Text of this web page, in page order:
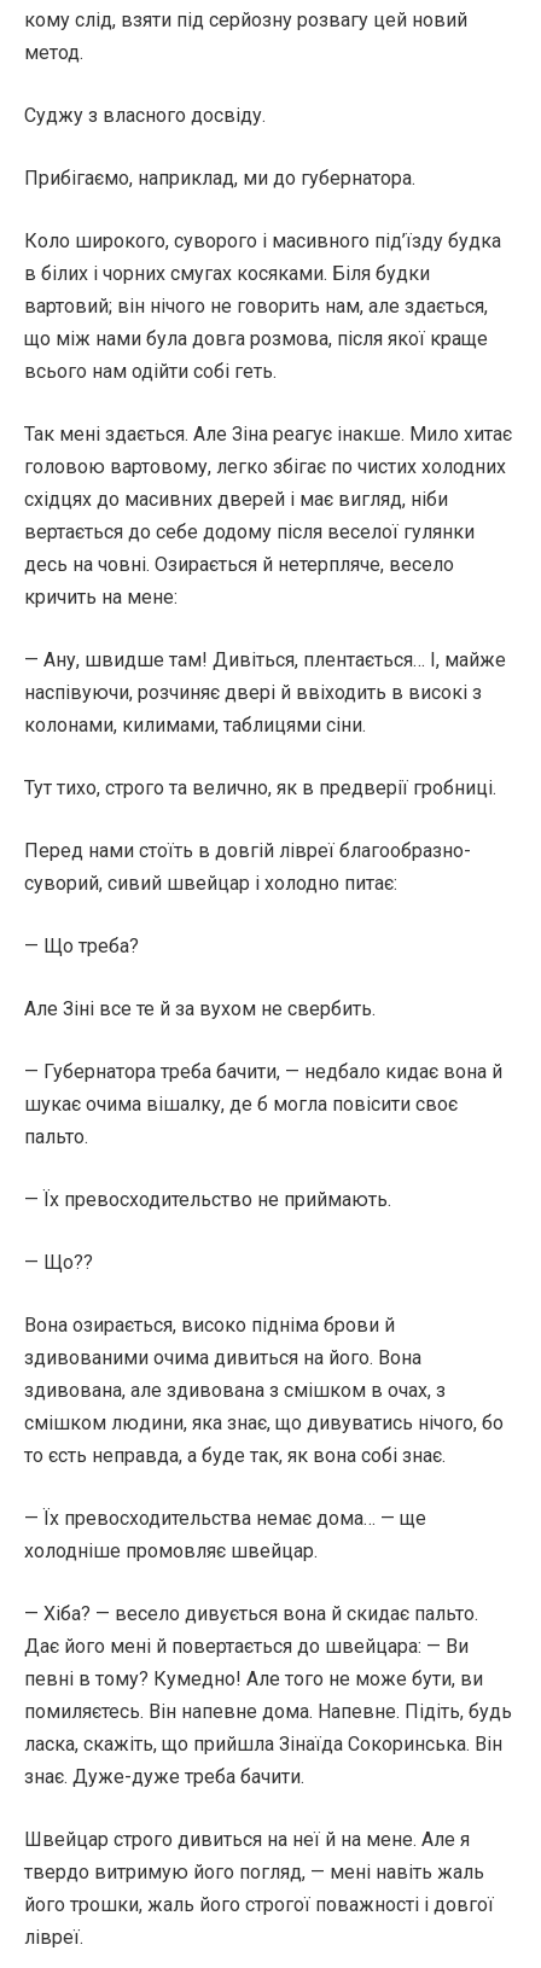
кому слід, взяти під серйозну розвагу цей новий
метод.
Суджу з власного досвіду.
Прибігаємо, наприклад, ми до губернатора.
Коло широкого, суворого і масивного під’їзду будка
в білих і чорних смугах косяками. Біля будки
вартовий; він нічого не говорить нам, але здається,
що між нами була довга розмова, після якої краще
всього нам одійти собі геть.
Так мені здається. Але Зіна реагує інакше. Мило хитає
головою вартовому, легко збігає по чистих холодних
східцях до масивних дверей і має вигляд, ніби
вертається до себе додому після веселої гулянки
десь на човні. Озирається й нетерпляче, весело
кричить на мене:
— Ану, швидше там! Дивіться, плентається… І, майже
наспівуючи, розчиняє двері й ввіходить в високі з
колонами, килимами, таблицями сіни.
Тут тихо, строго та велично, як в предверії гробниці.
Перед нами стоїть в довгій лівреї благообразно-
суворий, сивий швейцар і холодно питає:
— Що треба?
Але Зіні все те й за вухом не свербить.
— Губернатора треба бачити, — недбало кидає вона й
шукає очима вішалку, де б могла повісити своє
пальто.
— Їх превосходительство не приймають.
— Що??
Вона озирається, високо підніма брови й
здивованими очима дивиться на його. Вона
здивована, але здивована з смішком в очах, з
смішком людини, яка знає, що дивуватись нічого, бо
то єсть неправда, а буде так, як вона собі знає.
— Їх превосходительства немає дома… — ще
холодніше промовляє швейцар.
— Хіба? — весело дивується вона й скидає пальто.
Дає його мені й повертається до швейцара: — Ви
певні в тому? Кумедно! Але того не може бути, ви
помиляєтесь. Він напевне дома. Напевне. Підіть, будь
ласка, скажіть, що прийшла Зінаїда Сокоринська. Він
знає. Дуже-дуже треба бачити.
Швейцар строго дивиться на неї й на мене. Але я
твердо витримую його погляд, — мені навіть жаль
його трошки, жаль його строгої поважності і довгої
лівреї.